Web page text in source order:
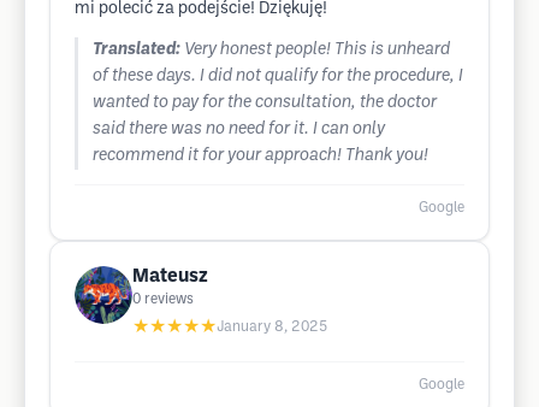
mi polecić za podejście! Dziękuję!
Translated: Very honest people! This is unheard
of these days. I did not qualify for the procedure, I
wanted to pay for the consultation, the doctor
said there was no need for it. I can only
recommend it for your approach! Thank you!
Google
Mateusz
0 reviews
★★★★★January 8, 2025
Google